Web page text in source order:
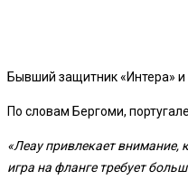
Бывший защитник «Интера» и
По словам Бергоми,
«Леау привлекает внимание,
игра на фланге требует